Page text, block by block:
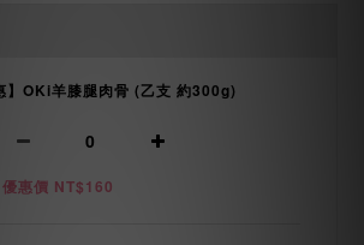
】OKi羊膝腿肉骨 (乙支 約300g)
優惠價 NT$160